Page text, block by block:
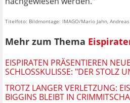
Titelfoto: Bildmontage: IMAGO/Mario Jahn,
Mehr zum Thema
EISPIRATEN PRÄSENTIEREN
SCHLOSSKULISSE: "DER STOLZ
TROTZ LANGER VERLETZUNG:
BIGGINS BLEIBT IN